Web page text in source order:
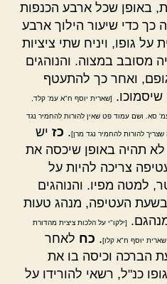
באופן שכל ארבע הכנפות
כך כדי שיעור הילוך ארבע
גופו, ויניח שתי ציציות
מסובב במצוה. והנוהגים
ואחר כך להתעטף
[שארית יוסף ח"א עמ' קלד,
סא. ושם עמוד פט שאין להורות להחמיר נגד
להורות להחמיר נגד מרן]. כז יש
תהיה באופן שיכסה את
צריכה להיות על
למטה מפיו. והנוהגים
בשעת העטיפה, מנהג טעות
[ילקו"י על הלכות ציצית מהדורת
יוסף ח"א קלו]. כח לאחר
הברכה וכיסה בו את
כנ"ל, רשאי להורידו על